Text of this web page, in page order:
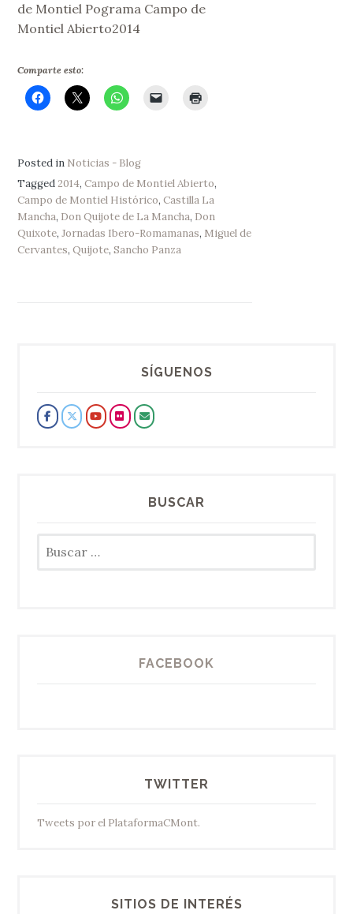
de Montiel Pograma Campo de
Montiel Abierto2014
Comparte esto:
Posted in Noticias - Blog
Tagged2014,Campo de Montiel Abierto,
Campo de Montiel Histórico,Castilla La
Mancha, Don Quijote de La Mancha, Don
Quixote,Jornadas Ibero-Romamanas, Miguel de
Cervantes,Quijote,Sancho Panza
SÍGUENOS
BUSCAR
FACEBOOK
TWITTER
Tweets por el PlataformaCMont.
SITIOS DE INTERÉS